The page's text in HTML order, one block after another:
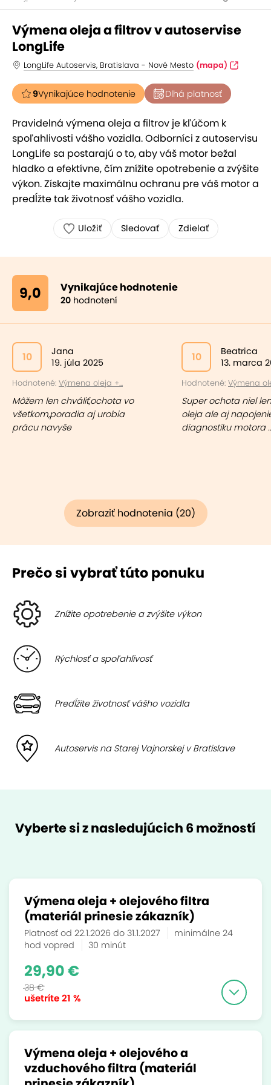
Výmena oleja a filtrov v autoservise
LongLife
LongLife Autoservis, Bratislava - Nové Mesto (mapa)
9Vynikajúce hodnotenie Dlhá platnosť
Pravidelná výmena oleja a filtrov je kľúčom k
spoľahlivosti vášho vozidla. Odborníci z autoservisu
LongLife sa postarajú o to, aby váš motor bežal
hladko a efektívne, čím znížite opotrebenie a zvýšite
výkon. Získajte maximálnu ochranu pre váš motor a
predĺžte tak životnosť vášho vozidla.
Uložiť Sledovať Zdielať
9,0 Vynikajúce hodnotenie
20 hodnotení
10
Jana
19. júla 2025
Hodnotené: Výmena oleja +...
Môžem len chváliť,ochota vo
všetkom,poradia aj urobia
prácu navyše
10
Beatrica
13. marca
Hodnotené: Výmena
Super ochota niel
oleja ale aj
diagnostiku motora
Zobraziť hodnotenia (20)
Prečo si vybrať túto ponuku
Znížite opotrebenie a zvýšite výkon
Rýchlosť a spoľahlivosť
Predĺžite životnosť vášho vozidla
Autoservis na Starej Vajnorskej v Bratislave
Vyberte si z nasledujúcich 6 možností
Výmena oleja + olejového filtra
(materiál prinesie zákazník)
Platnosť od 22.1.2026 do 31.1.2027
minimálne 24
hod vopred
30 minút
ušetríte21 %
29,90 €
38 €
Výmena oleja + olejového a
vzduchového filtra (materiál